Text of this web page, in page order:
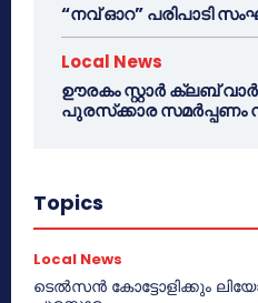
“നവ് ഓറ” പരിപാടി
Local News
ഊരകം സ്റ്റാർ ക്ലബ്
പുരസ്‌ക്കാര സമർപ്പണം
Topics
Local News
ടെൽസൻ കോട്ടോളിക്കും